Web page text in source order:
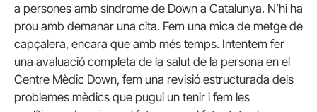
a persones amb síndrome de Down a Catalunya. N’hi ha
prou amb demanar una cita. Fem una mica de metge de
capçalera, encara que amb més temps. Intentem fer
una avaluació completa de la salut de la persona en el
Centre Mèdic Down, fem una revisió estructurada dels
problemes mèdics que pugui un tenir i fem les